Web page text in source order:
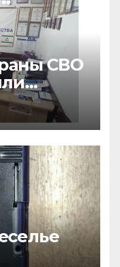
СВО